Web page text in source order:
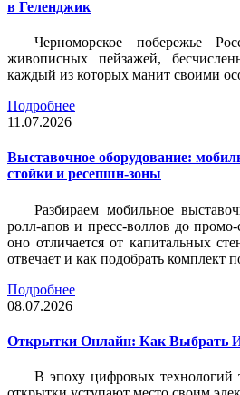
в Геленджик
Черноморское побережье
живописных пейзажей,
каждый из которых манит своими
Подробнее
11.07.2026
Выставочное оборудование:
стойки и ресепшн-зоны
Разбираем мобильное
ролл-апов и пресс-воллов до
оно отличается от капитальных
отвечает и как подобрать комплект
Подробнее
08.07.2026
Открытки Онлайн: Как Выбрать
В эпоху цифровых